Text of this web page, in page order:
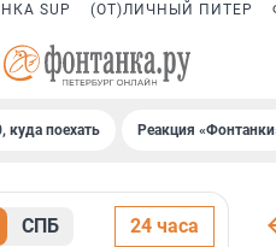
SUP (ОТ)ЛИЧНЫЙ ПИТЕР
куда поехать Реакция
СПБ 24 часа